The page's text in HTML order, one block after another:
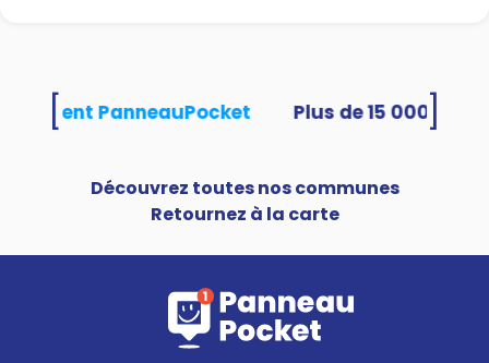
PanneauPocket
Découvrez toutes nos communes
Retournez à la carte